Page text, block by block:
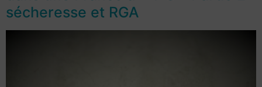
sécheresse et RGA